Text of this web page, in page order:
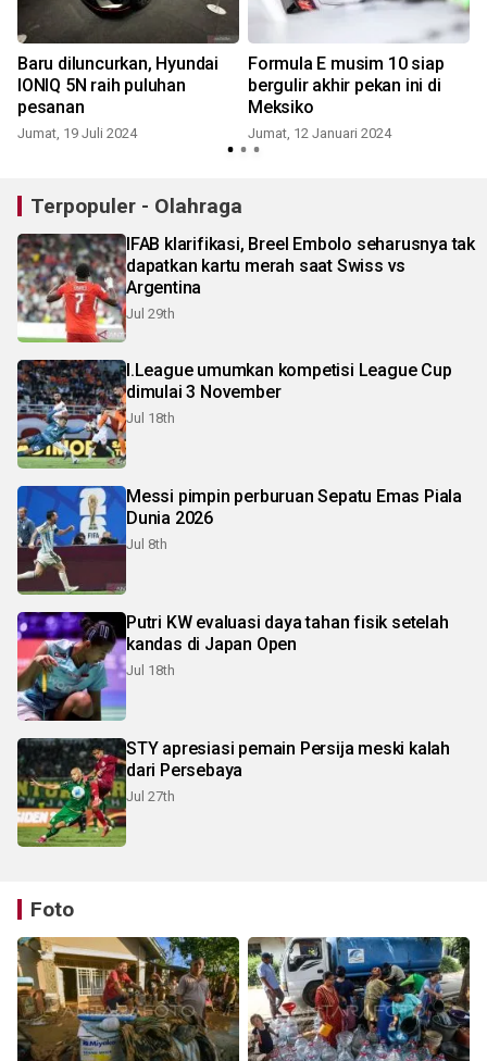
Baru diluncurkan, Hyundai
IONIQ 5N raih puluhan
pesanan
Jumat, 19 Juli 2024
Formula E musim 10 siap
bergulir akhir pekan ini di
Meksiko
Jumat, 12 Januari 2024
Terpopuler - Olahraga
IFAB klarifikasi, Breel Embolo seharusnya tak
dapatkan kartu merah saat Swiss vs
Argentina
Jul 29th
I.League umumkan kompetisi League Cup
dimulai 3 November
Jul 18th
Messi pimpin perburuan Sepatu Emas Piala
Dunia 2026
Jul 8th
Putri KW evaluasi daya tahan fisik setelah
kandas di Japan Open
Jul 18th
STY apresiasi pemain Persija meski kalah
dari Persebaya
Jul 27th
Foto